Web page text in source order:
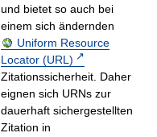
und bietet so auch bei
einem sich ändernden
Uniform Resource
Locator (URL)
Zitationssicherheit. Daher
eignen sich URNs zur
dauerhaft sichergestellten
Zitation in